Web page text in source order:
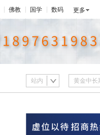
佛教 国学 数码 更多
站内